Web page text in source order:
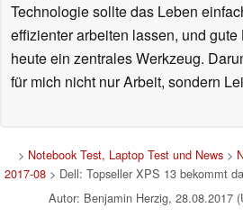
Technologie sollte das Leben
effizienter arbeiten lassen, und
heute ein zentrales Werkzeug.
für mich nicht nur Arbeit, sondern
> Notebook Test, Laptop Test und News>
2017-08> Dell: Topseller XPS 13 bekommt
Autor: Benjamin Herzig, 28.08.2017